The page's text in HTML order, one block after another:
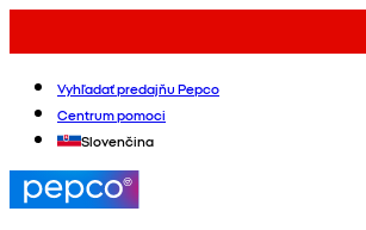
Vyhľadať predajňu Pepco
Centrum pomoci
Slovenčina